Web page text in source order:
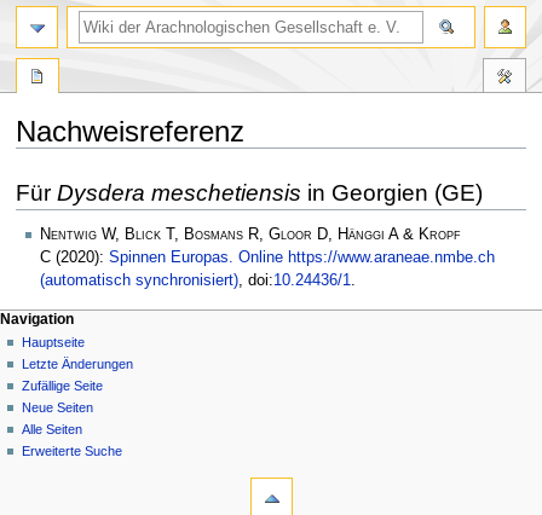
Nachweisreferenz
Navigation
springen
Suche
springen
Für Dysdera meschetiensis in Georgien (GE)
Nentwig W, Blick T, Bosmans R, Gloor D, Hänggi A & Kropf
C (2020): Spinnen Europas. Online https://www.araneae.nmbe.ch
(automatisch synchronisiert), doi:10.24436/1.
Navigation
Hauptseite
Letzte Änderungen
Zufällige Seite
Neue Seiten
Alle Seiten
Erweiterte Suche